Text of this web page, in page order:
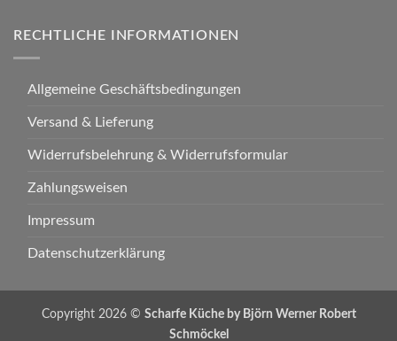
RECHTLICHE INFORMATIONEN
Allgemeine Geschäftsbedingungen
Versand & Lieferung
Widerrufsbelehrung & Widerrufsformular
Zahlungsweisen
Impressum
Datenschutzerklärung
Copyright 2026 © Scharfe Küche by Björn Werner Robert
Schmöckel